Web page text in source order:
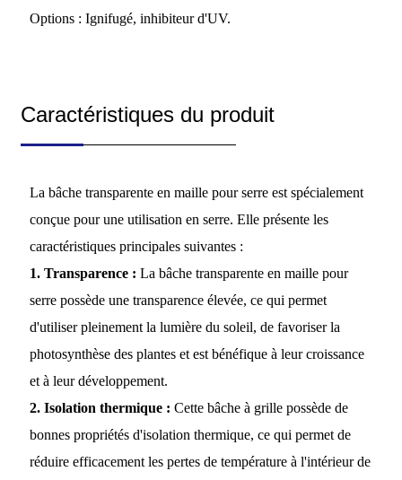
Options : Ignifugé, inhibiteur d'UV.
Caractéristiques du produit
La bâche transparente en maille pour serre est spécialement
conçue pour une utilisation en serre. Elle présente les
caractéristiques principales suivantes :
1. Transparence : La bâche transparente en maille pour
serre possède une transparence élevée, ce qui permet
d'utiliser pleinement la lumière du soleil, de favoriser la
photosynthèse des plantes et est bénéfique à leur croissance
et à leur développement.
2. Isolation thermique : Cette bâche à grille possède de
bonnes propriétés d'isolation thermique, ce qui permet de
réduire efficacement les pertes de température à l'intérieur de